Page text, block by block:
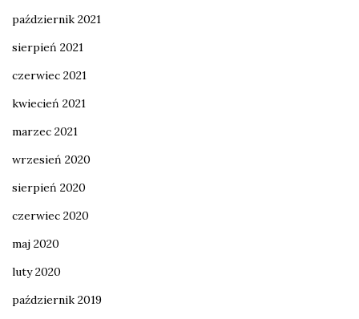
październik 2021
sierpień 2021
czerwiec 2021
kwiecień 2021
marzec 2021
wrzesień 2020
sierpień 2020
czerwiec 2020
maj 2020
luty 2020
październik 2019